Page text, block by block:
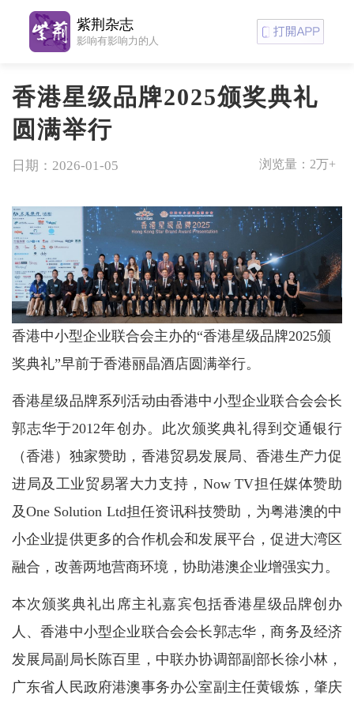
香港星级品牌2025颁奖典礼
圆满举行
日期：2026-01-05 浏览量： 2万+
香港中小型企业联合会主办的“香港星级品牌2025颁
奖典礼”早前于香港丽晶酒店圆满举行。
香港星级品牌系列活动由香港中小型企业联合会会长
郭志华于2012年创办。此次颁奖典礼得到交通银行
（香港）独家赞助，香港贸易发展局、香港生产力促
进局及工业贸易署大力支持，Now TV担任媒体赞助
及One Solution Ltd担任资讯科技赞助，为粤港澳的中
小企业提供更多的合作机会和发展平台，促进大湾区
融合，改善两地营商环境，协助港澳企业增强实力。
本次颁奖典礼出席主礼嘉宾包括香港星级品牌创办
人、香港中小型企业联合会会长郭志华，商务及经济
发展局副局长陈百里，中联办协调部副部长徐小林，
广东省人民政府港澳事务办公室副主任黄锻炼，肇庆
紫荆杂志
影响有影响力的人